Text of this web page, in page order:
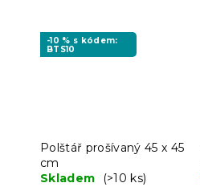
-10 % s kódem:
BTS10
Polštář prošívaný 45 x 45
cm
Skladem
(>10 ks)